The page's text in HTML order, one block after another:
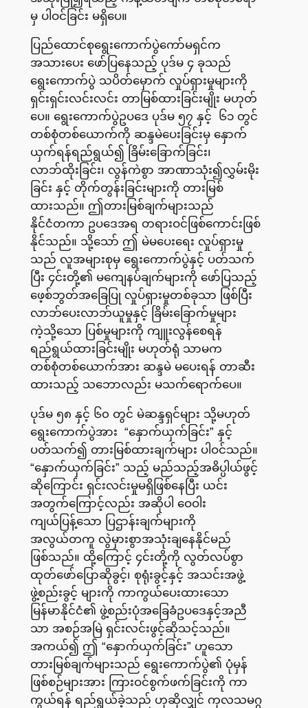
မှ ပါဝင်ခြင်း မရှိပေ။
ပြည်ထောင်စုရွေးကောက်ပွဲကော်မရှင်က
အသားပေး ဖော်ပြနေသည့် ပုဒ်မ ၄ ခုသည်
ရွေးကောက်ပွဲ သပိတ်မှောက် လှုပ်ရှားမှုများကို
ရှင်းရှင်းလင်းလင်း တာမြစ်ထားခြင်းမျိုး မဟုတ်
ပေ။ ရွေးကောက်ပွဲဥပဒေ ပုဒ်မ ၅၇ နှင့် ၆၁ တွင်
တစ်စုံတစ်ယောက်ကို ဆန္ဒမဲပေးခြင်းမှ နှောက်
ယှက်ရန်ရည်ရွယ်၍ ခြိမ်းခြောက်ခြင်း၊
လာဘ်ထိုးခြင်း၊ လွန်ကဲစွာ အာဏာသုံး၍လွှမ်းမိုး
ခြင်း နှင့် တိုက်တွန်းခြင်းများကို တားမြစ်
ထားသည်။ ဤတားမြစ်ချက်များသည်
နိုင်ငံတကာ ဥပဒေအရ တရားဝင်ဖြစ်ကောင်းဖြစ်
နိုင်သည်။ သို့သော် ဤ မဲမပေးရေး လှုပ်ရှားမှု
သည် လူအများစုမှ ရွေးကောက်ပွဲနှင့် ပတ်သက်
ပြီး ၄င်းတို့၏ မကျေနပ်ချက်များကို ဖော်ပြသည့်
ဖေ့စ်ဘွတ်အခြေပြု လှုပ်ရှားမှုတစ်ခုသာ ဖြစ်ပြီး
လာဘ်ပေးလာဘ်ယူမှုနှင့် ခြိမ်းခြောက်မှုများ
ကဲ့သို့သော ပြစ်မှုများကို ကျူးလွန်စေရန်
ရည်ရွယ်ထားခြင်းမျိုး မဟုတ်ရုံ သာမက
တစ်စုံတစ်ယောက်အား ဆန္ဒမဲ မပေးရန် တာဆီး
ထားသည့် သဘောလည်း မသက်ရောက်ပေ။
ပုဒ်မ ၅၈ နှင့် ၆၀ တွင် မဲဆန္ဒရှင်များ သို့မဟုတ်
ရွေးကောက်ပွဲအား “နှောက်ယှက်ခြင်း” နှင့်
ပတ်သက်၍ တားမြစ်ထားချက်များ ပါဝင်သည်။
“နှောက်ယှက်ခြင်း” သည့် မည်သည့်အဓိပ္ပါယ်ဖွင့်
ဆိုကြောင်း ရှင်းလင်းမှုမရှိဖြစ်နေပြီး ယင်း
အတွက်ကြောင့်လည်း အဆိုပါ ဝေဝါး
ကျယ်ပြန့်သော ပြဌာန်းချက်များကို
အလွယ်တကူ လွဲမှားစွာအသုံးချနေနိုင်မည်
ဖြစ်သည်။ ထို့ကြောင့် ၄င်းတို့ကို လွတ်လပ်စွာ
ထုတ်ဖော်ပြောဆိုခွင့်၊ စုရုံးခွင့်နှင့် အသင်းအဖွဲ့
ဖွဲ့စည်းခွင့် များကို ကာကွယ်ပေးထားသော
မြန်မာနိုင်ငံ၏ ဖွဲ့စည်းပုံအခြေခံဥပဒေနှင့်အညီ
သာ အစဉ်အမြဲ ရှင်းလင်းဖွင့်ဆိုသင့်သည်။
အကယ်၍ ဤ “နှောက်ယှက်ခြင်း” ဟူသော
တားမြစ်ချက်များသည် ရွေးကောက်ပွဲ၏ ပုံမှန်
ဖြစ်စဉ်များအား ကြားဝင်စွက်ဖက်ခြင်းကို ကာ
ကွယ်ရန် ရည်ရွယ်ခဲ့သည် ဟုဆိုလျှင် ကုလသမဂ္ဂ